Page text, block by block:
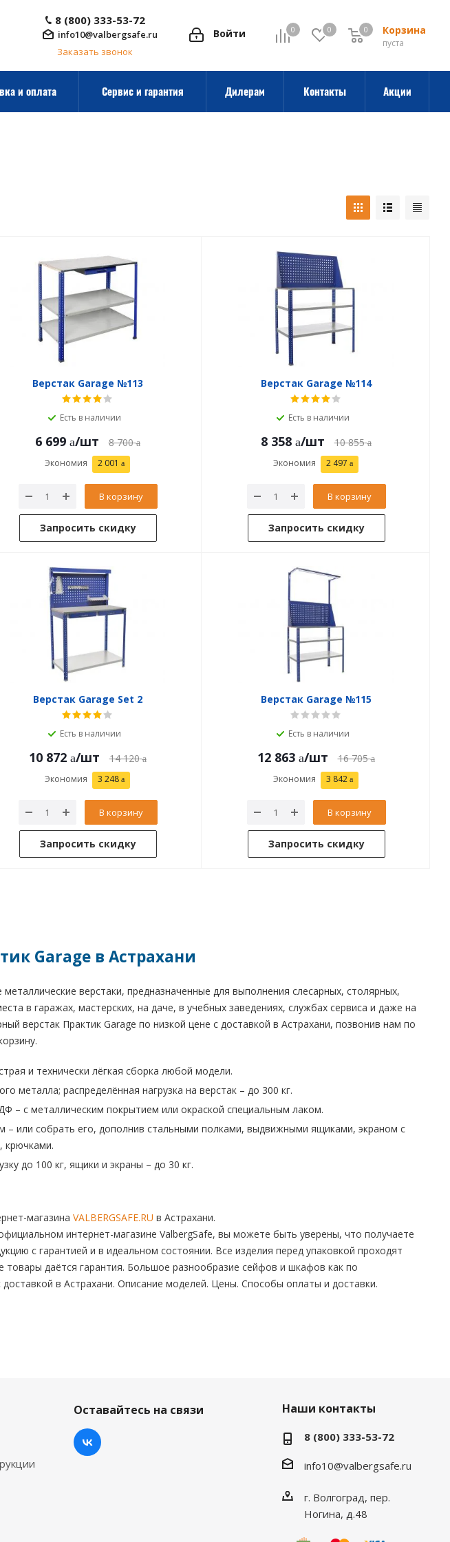
0 0 Корзина
0
пуста
0
Войти
8 (800) 333-53-72
info10@valbergsafe.ru
Заказать звонок
и оплата Сервис и гарантия Дилерам Контакты Акции
Верстак Garage №113
Есть в наличии
6 699 /шт 8 700
Экономия 2 001
В корзину
Запросить скидку
Верстак Garage №114
Есть в наличии
8 358 /шт 10 855
Экономия 2 497
В корзину
Запросить скидку
Верстак Garage Set 2
Есть в наличии
10 872 /шт 14 120
Экономия 3 248
В корзину
Запросить скидку
Верстак Garage №115
Есть в наличии
12 863 /шт 16 705
Экономия 3 842
В корзину
Запросить скидку
Garage в Астрахани
верстаки, предназначенные для выполнения слесарных, столярных,
в гаражах, мастерских, на даче, в учебных заведениях, службах сервиса и даже на
верстак Практик Garage по низкой цене с доставкой в Астрахани, позвонив нам по
и технически лёгкая сборка любой модели.
металла; распределённая нагрузка на верстак – до 300 кг.
– с металлическим покрытием или окраской специальным лаком.
– или собрать его, дополнив стальными полками, выдвижными ящиками, экраном с
крючками.
до 100 кг, ящики и экраны – до 30 кг.
магазина VALBERGSAFE.RU в Астрахани.
интернет-магазине ValbergSafe, вы можете быть уверены, что получаете
с гарантией и в идеальном состоянии. Все изделия перед упаковкой проходят
товары даётся гарантия. Большое разнообразие сейфов и шкафов как по
в Астрахани. Описание моделей. Цены. Способы оплаты и доставки.
Оставайтесь на связи Наши контакты
8 (800) 333-53-72
info10@valbergsafe.ru
г. Волгоград, пер.
Ногина, д.48